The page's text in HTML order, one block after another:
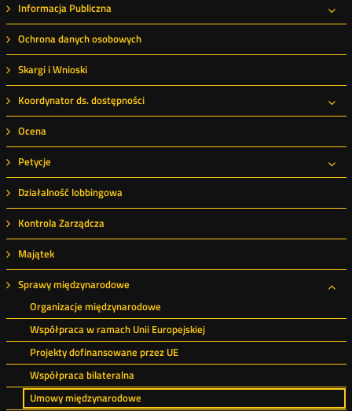
Informacja Publiczna
Ochrona danych osobowych
Skargi i Wnioski
Koordynator ds. dostępności
Ocena
Petycje
Działalność lobbingowa
Kontrola Zarządcza
Majątek
Sprawy międzynarodowe
Organizacje międzynarodowe
Współpraca w ramach Unii Europejskiej
Projekty dofinansowane przez UE
Współpraca bilateralna
Umowy międzynarodowe